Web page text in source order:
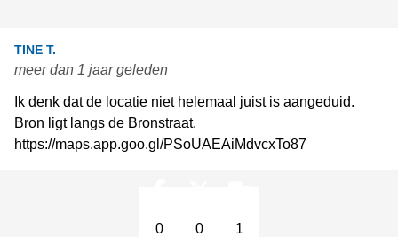
TINE T.
meer dan 1 jaar geleden
Ik denk dat de locatie niet helemaal juist is aangeduid.
Bron ligt langs de Bronstraat.
https://maps.app.goo.gl/PSoUAEAiMdvcxTo87
0 0 1